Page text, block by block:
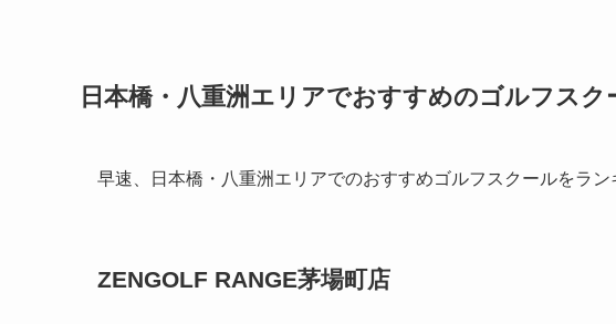
日本橋・八重洲エリアでおすすめのゴルフスク
早速、日本橋・八重洲エリアでのおすすめゴルフスクールをラン
ZENGOLF RANGE茅場町店